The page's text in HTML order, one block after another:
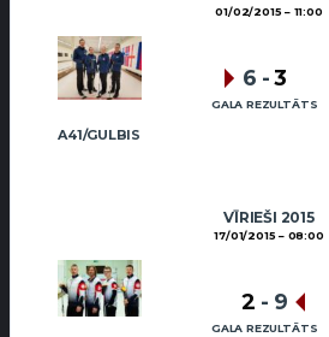
01/02/2015 11:00
A41/GULBIS
6 -3
GALA REZULTĀTS
VĪRIEŠI 2015
17/01/2015 08:00
2 - 9
GALA REZULTĀTS